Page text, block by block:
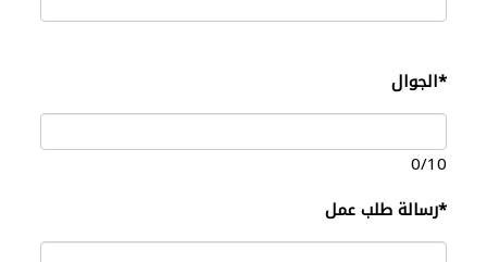
*الجوال
0/10
*رسالة طلب عمل